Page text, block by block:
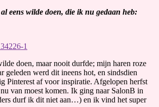
eens wilde doen, die ik nu gedaan heb:
doen, maar nooit durfde; mijn haren roze
geleden werd dit ineens hot, en sindsdien
Pinterest af voor inspiratie. Afgelopen herfst
van moest komen. Ik ging naar SalonB in
durf ik dit niet aan…) en ik vind het super